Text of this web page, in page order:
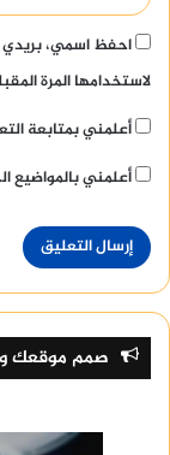
احفظ اسمي، بريدي
لاستخدامها المرة
أعلمني بمتابعة
أعلمني بالمواضيع
صمم موقعك